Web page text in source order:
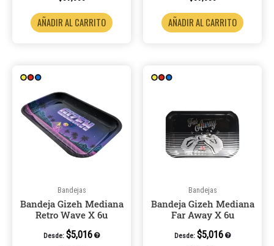
AÑADIR AL CARRITO AÑADIR AL CARRITO
Bandejas
Bandeja Gizeh Mediana
Retro Wave X 6u
Desde: $5,016
Bandejas
Bandeja Gizeh Mediana
Far Away X 6u
Desde: $5,016